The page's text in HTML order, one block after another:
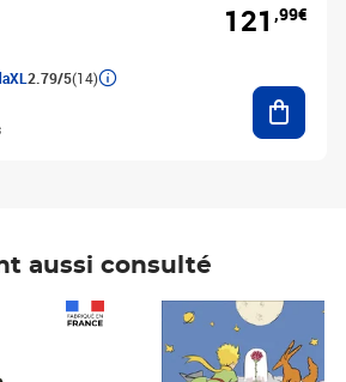
2.79/5(14)
121 ,99€
aussi consulté
Prix 7,50€